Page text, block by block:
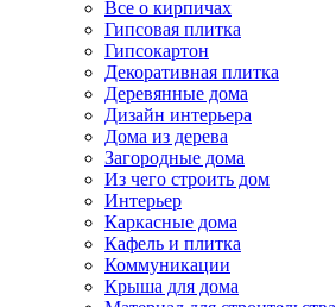
Все о кирпичах
Гипсовая плитка
Гипсокартон
Декоративная плитка
Деревянные дома
Дизайн интерьера
Дома из дерева
Загородные дома
Из чего строить дом
Интерьер
Каркасные дома
Кафель и плитка
Коммуникации
Крыша для дома